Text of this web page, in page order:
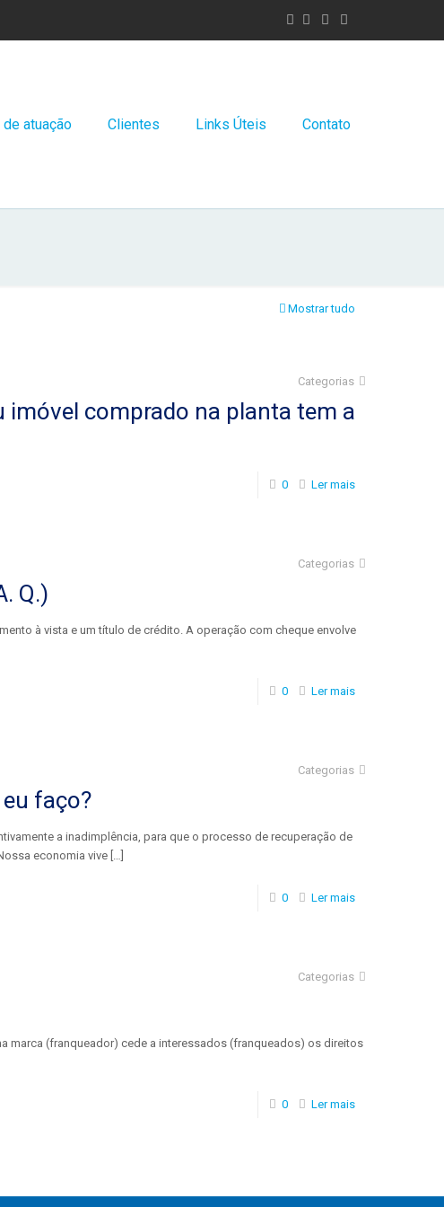
atuação Clientes Links Úteis Contato
Mostrar tudo
Categorias
imóvel comprado na planta tem a
0 Ler mais
Categorias
Q.)
à vista e um título de crédito. A operação com cheque envolve
0 Ler mais
Categorias
faço?
a inadimplência, para que o processo de recuperação de
economia vive […]
0 Ler mais
Categorias
marca (franqueador) cede a interessados (franqueados) os direitos
0 Ler mais